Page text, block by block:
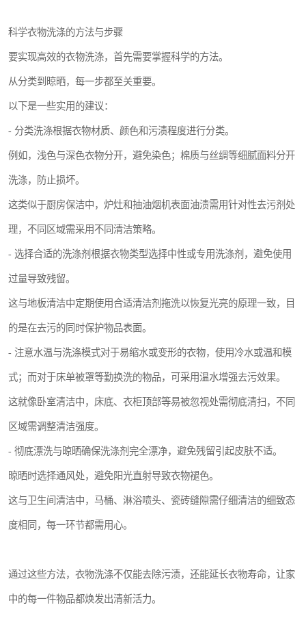
科学衣物洗涤的方法与步骤
要实现高效的衣物洗涤，首先需要掌握科学的方法。
从分类到晾晒，每一步都至关重要。
以下是一些实用的建议：
- 分类洗涤根据衣物材质、颜色和污渍程度进行分类。
例如，浅色与深色衣物分开，避免染色；棉质与丝绸等细腻面料分开
洗涤，防止损坏。
这类似于厨房保洁中，炉灶和抽油烟机表面油渍需用针对性去污剂处
理，不同区域需采用不同清洁策略。
- 选择合适的洗涤剂根据衣物类型选择中性或专用洗涤剂，避免使用
过量导致残留。
这与地板清洁中定期使用合适清洁剂拖洗以恢复光亮的原理一致，目
的是在去污的同时保护物品表面。
- 注意水温与洗涤模式对于易缩水或变形的衣物，使用冷水或温和模
式；而对于床单被罩等勤换洗的物品，可采用温水增强去污效果。
这就像卧室清洁中，床底、衣柜顶部等易被忽视处需彻底清扫，不同
区域需调整清洁强度。
- 彻底漂洗与晾晒确保洗涤剂完全漂净，避免残留引起皮肤不适。
晾晒时选择通风处，避免阳光直射导致衣物褪色。
这与卫生间清洁中，马桶、淋浴喷头、瓷砖缝隙需仔细清洁的细致态
度相同，每一环节都需用心。
通过这些方法，衣物洗涤不仅能去除污渍，还能延长衣物寿命，让家
中的每一件物品都焕发出清新活力。